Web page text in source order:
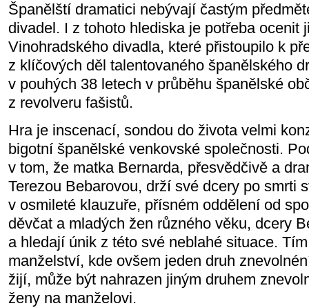
Španělští dramatici nebývají častým
divadel. I z tohoto hlediska je potřeba ocenit
Vinohradského divadla, které přistoupilo k
z klíčových děl talentovaného španělského
v pouhých 38 letech v průběhu španělské
z revolveru fašistů.
Hra je inscenací, sondou do života velmi
bigotní španělské venkovské společnosti.
v tom, že matka Bernarda, přesvědčivě a
Terezou Bebarovou, drží své dcery po smrti
v osmileté klauzuře, přísném oddělení od
děvčat a mladých žen různého věku, dcery
a hledají únik z této své neblahé situace.
manželství, kde ovšem jeden druh
žijí, může být nahrazen jiným druhem
ženy na manželovi.